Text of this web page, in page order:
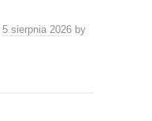
5 sierpnia 2026 by